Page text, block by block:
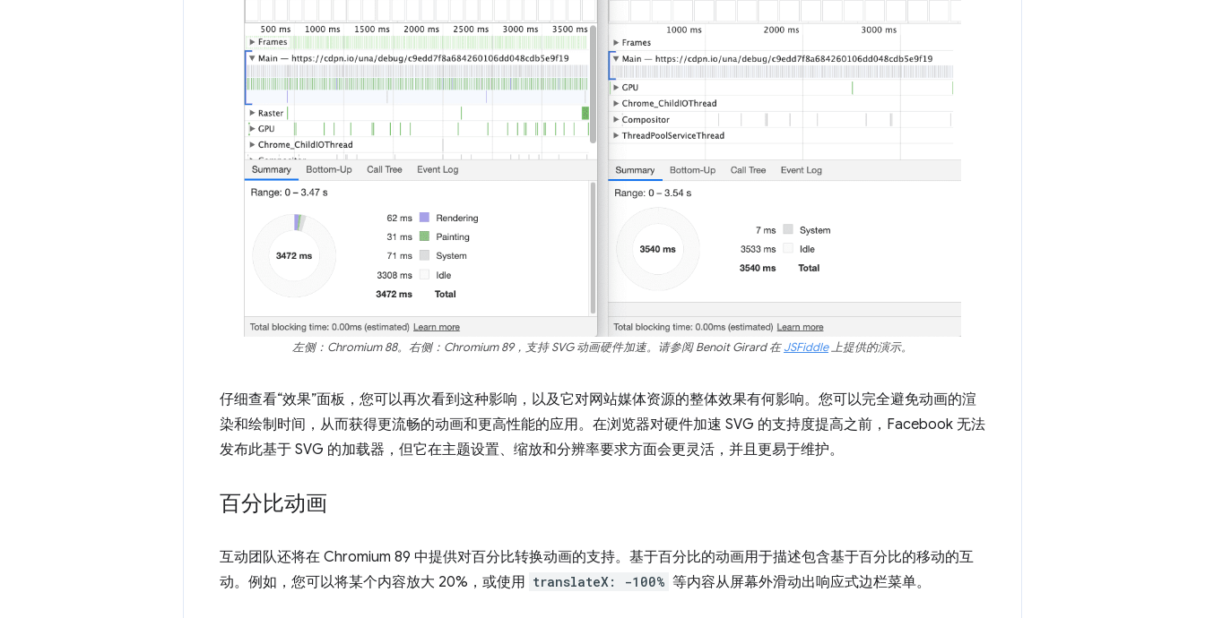
左侧：Chromium 88。右侧：Chromium 89，支持 SVG 动画硬件加速。请参阅 Benoit Girard 在JSFiddle上提供的演示。
仔细查看“效果”面板，您可以再次看到这种影响，以及它对网站媒体资源的整体效果有何影响。您可以完全避免动画的渲
染和绘制时间，从而获得更流畅的动画和更高性能的应用。在浏览器对硬件加速 SVG 的支持度提高之前，Facebook 无法
发布此基于 SVG 的加载器，但它在主题设置、缩放和分辨率要求方面会更灵活，并且更易于维护。
百分比动画
互动团队还将在 Chromium 89 中提供对百分比转换动画的支持。基于百分比的动画用于描述包含基于百分比的移动的互
动。例如，您可以将某个内容放大 20%，或使用 translateX: -100% 等内容从屏幕外滑动出响应式边栏菜单。